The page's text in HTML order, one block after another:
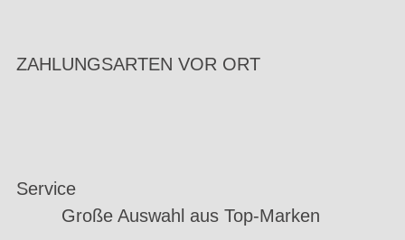
ZAHLUNGSARTEN VOR ORT
Service
Große Auswahl aus Top-Marken